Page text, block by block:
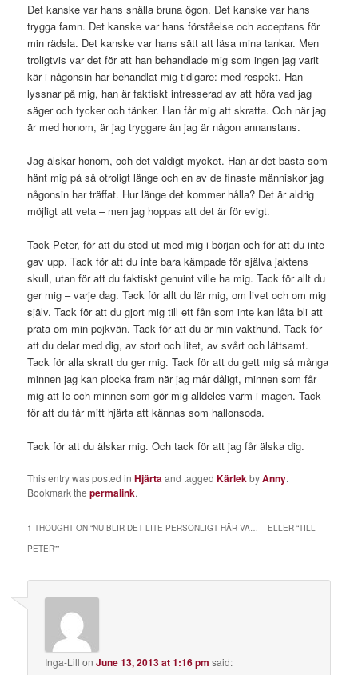
Det kanske var hans snälla bruna ögon. Det kanske var hans
trygga famn. Det kanske var hans förståelse och acceptans för
min rädsla. Det kanske var hans sätt att läsa mina tankar. Men
troligtvis var det för att han behandlade mig som ingen jag varit
kär i någonsin har behandlat mig tidigare: med respekt. Han
lyssnar på mig, han är faktiskt intresserad av att höra vad jag
säger och tycker och tänker. Han får mig att skratta. Och när jag
är med honom, är jag tryggare än jag är någon annanstans.
Jag älskar honom, och det väldigt mycket. Han är det bästa som
hänt mig på så otroligt länge och en av de finaste människor jag
någonsin har träffat. Hur länge det kommer hålla? Det är aldrig
möjligt att veta – men jag hoppas att det är för evigt.
Tack Peter, för att du stod ut med mig i början och för att du inte
gav upp. Tack för att du inte bara kämpade för själva jaktens
skull, utan för att du faktiskt genuint ville ha mig. Tack för allt du
ger mig – varje dag. Tack för allt du lär mig, om livet och om mig
själv. Tack för att du gjort mig till ett fån som inte kan låta bli att
prata om min pojkvän. Tack för att du är min vakthund. Tack för
att du delar med dig, av stort och litet, av svårt och lättsamt.
Tack för alla skratt du ger mig. Tack för att du gett mig så många
minnen jag kan plocka fram när jag mår dåligt, minnen som får
mig att le och minnen som gör mig alldeles varm i magen. Tack
för att du får mitt hjärta att kännas som hallonsoda.
Tack för att du älskar mig. Och tack för att jag får älska dig.
This entry was posted inHjärtaand taggedKärlekbyAnny.
Bookmark thepermalink.
1 THOUGHT ON “NU BLIR DET LITE PERSONLIGT HÄR VA… – ELLER “TILL
PETER””
Inga-Lill onJune 13, 2013 at 1:16 pm said: